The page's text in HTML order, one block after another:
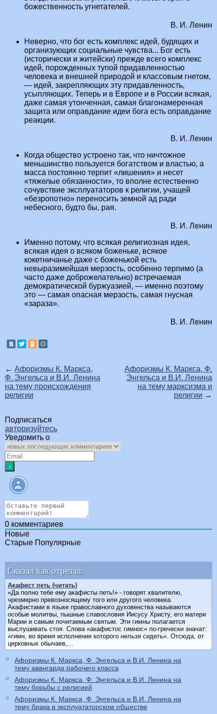
божественность угнетателей.
В. И. Ленин
Неверно, что бог есть комплекс идей, будящих и
организующих социальные чувства... Бог есть
(исторически и житейски) прежде всего комплекс
идей, порожденных тупой придавленностью
человека и внешней природой и классовым гнетом,
— идей, закрепляющих эту придавленность,
усыпляющих. Теперь и в Европе и в России всякая,
даже самая утонченная, самая благонамеренная
защита или оправдание идеи бога есть оправдание
реакции.
В. И. Ленин
Когда общество устроено так, что ничтожное
меньшинство пользуется богатством и властью, а
масса постоянно терпит «лишения» и несет
«тяжелые обязанности», то вполне естественно
сочувствие эксплуататоров к религии, учащей
«безропотно» переносить земной ад ради
небесного, будто бы, рая.
В. И. Ленин
Именно потому, что всякая религиозная идея,
всякая идея о всяком боженьке, всякое
кокетничанье даже с боженькой есть
невыразимейшая мерзость, особенно терпимо (а
часто даже доброжелательно) встречаемая
демократической буржуазией, — именно поэтому
это — самая опасная мерзость, самая гнусная
«зараза».
В. И. Ленин
← Афоризмы К. Маркса,
Ф. Энгельса и В.И. Ленина
на тему происхождения
религии
Афоризмы К. Маркса, Ф.
Энгельса и В.И. Ленина
на тему марксизма и
религии →
Подписаться
авторизуйтесь
Уведомить о
0 комментариев
Новые
Старые Популярные
Сказал как отрезал:
Акафист петь (читать)
«Да полно тебе ему акафисты петь!» - говорят хвалителю,
чрезмерно превозносящему того или другого человека.
Акафистами в языке православного духовенства называются
особые молитвы, пышные славословия Иисусу Христу, его матери
Марии и самым почитаемым святым. Эти гимны полагается
выслушивать стоя. Слова «акафистос гимнос» по-гречески значат:
«гимн, во время исполнения которого нельзя сидеть». Отсюда, от
церковных обычаев,...
Афоризмы К. Маркса, Ф. Энгельса и В.И. Ленина на
тему авангарда рабочего класса
Афоризмы К. Маркса, Ф. Энгельса и В.И. Ленина на
тему борьбы с религией
Афоризмы К. Маркса, Ф. Энгельса и В.И. Ленина на
тему брака в эксплуататорском обществе